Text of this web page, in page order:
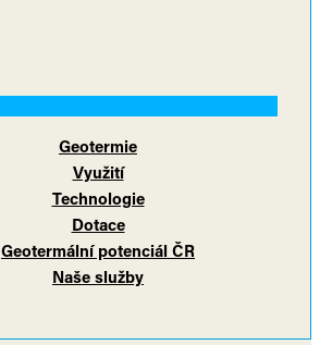
Geotermie
Využití
Technologie
Dotace
Geotermální potenciál ČR
Naše služby